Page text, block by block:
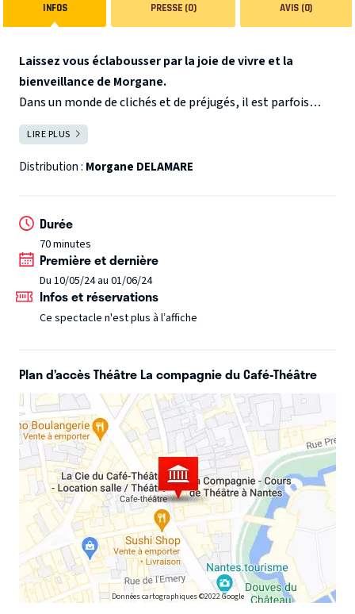
INFOS PRESSE (0) AVIS (0)
Laissez vous éclabousser par la joie de vivre et la
bienveillance de Morgane.
Dans un monde de clichés et de préjugés, il est parfois
difficile d’avancer sans se blesser. Morgane propose de
décortiquer ces ”à priori” qui nous heurtent et nous
choquent. Dans son premier spectacle, elle nous prouve
fantasmagorique où l’on croise des personnages tous
aussi loufoques les uns que les autres, Morgane nous
transporte au gré de sa bonne humeur. Les banalités et la
morosité n’ont pas de place pour elle. Seule la douceur des
LIRE PLUS
Distribution : Morgane DELAMARE
Durée
70 minutes
Première et dernière
Du 10/05/24 au 01/06/24
Infos et réservations
Ce spectacle n'est plus à l’affiche
Plan d’accès Théâtre La compagnie du Café-Théâtre
Données cartographiques ©2022 Google